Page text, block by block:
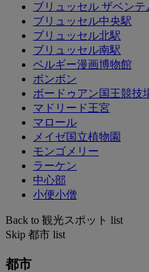
ブリュッセル ザベンテ
ブリュッセル中央駅
ブリュッセル北駅
ブリュッセル南駅
ベルギー漫画博物館
ボンボン
ボードゥアン国王競技
マドリード王宮
マロール
メイゼ国立植物園
モンゴメリー
ラーケン
中心部
小便小僧
Back to 観光スポット list
Skip 都市 list
都市